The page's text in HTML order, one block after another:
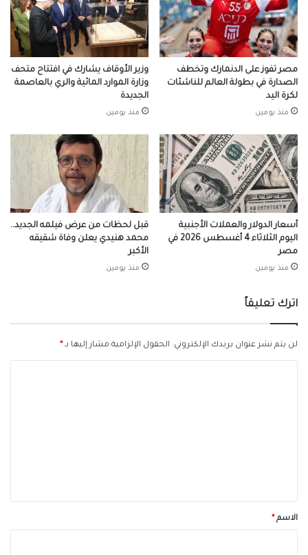
مصر تفوز على الدنمارك وتخطف
الصدارة في بطولة العالم للناشئات
لكرة اليد
منذ يومين
وزير الأوقاف يشارك في افتتاح متحف
وزارة الموارد المائية والري بالعاصمة
الجديدة
منذ يومين
أسعار الدولار والعملات الأجنبية
اليوم الثلاثاء 4 أغسطس 2026 في
مصر
منذ يومين
قبل لحظات من عرض فيلمه الجديد..
محمد هنيدي يعلن وفاة شقيقه
الأكبر
منذ يومين
اترك تعليقاً
لن يتم نشر عنوان بريدك الإلكتروني. الحقول الإلزامية مشار إليها بـ*
*الاسم*